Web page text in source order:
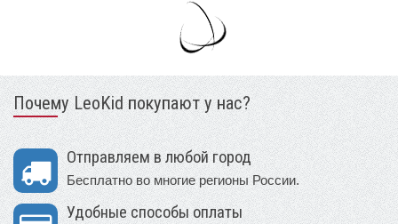
Почему LeoKid покупают у нас?
Отправляем в любой город
Бесплатно во многие регионы России.
Удобные способы оплаты